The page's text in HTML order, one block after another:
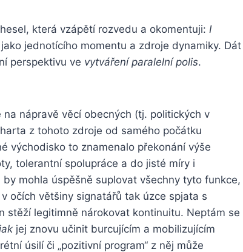
která vzápětí rozvedu a okomentuji: I
jednotícího momentu a zdroje dynamiky. Dát
perspektivu ve vytváření paralelní polis.
nápravě věcí obecných (tj. politických v
z tohoto zdroje od samého počátku
východisko to znamenalo překonání výše
tolerantní spolupráce a do jisté míry i
mohla úspěšně suplovat všechny tyto funkce,
očích většiny signatářů tak úzce spjata s
stěží legitimně nárokovat kontinuitu. Neptám se
jej znovu učinit burcujícím a mobilizujícím
úsilí či „pozitivní program“ z něj může